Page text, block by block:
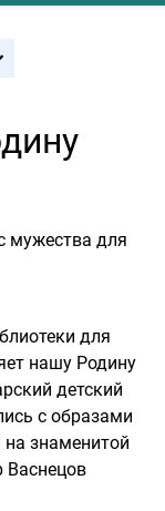
мужества для
для
нашу Родину
детский
с образами
знаменитой
Васнецов